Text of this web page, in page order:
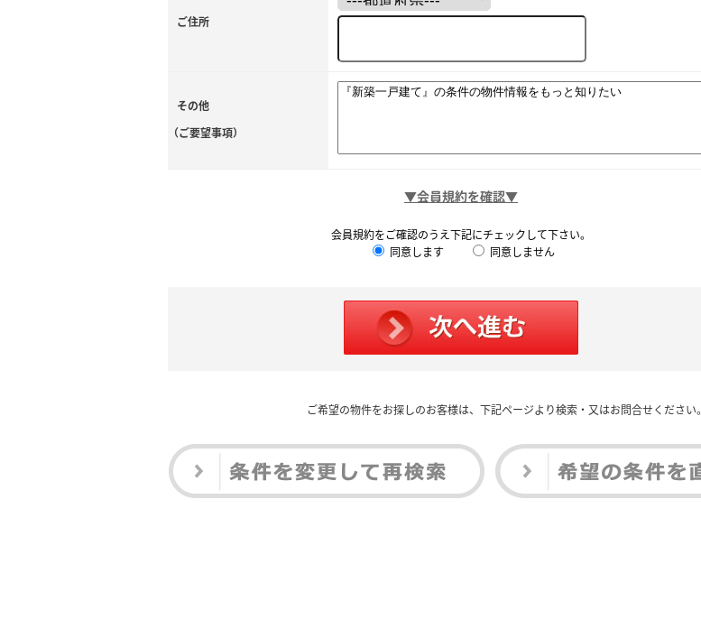
ご住所
その他
（ご要望事項）
▼会員規約を確認▼
会員規約をご確認のうえ下記にチェックして下さい。
同意します
同意しません
ご希望の物件をお探しのお客様は、下記ページより検索・又はお問合せください。